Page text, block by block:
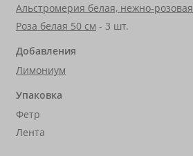
Альстромерия белая, нежно-розовая
Роза белая 50 см - 3 шт.
Добавления
Лимониум
Упаковка
Фетр
Лента